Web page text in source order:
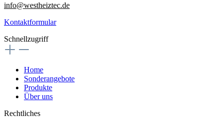
info@westheiztec.de
Kontaktformular
Schnellzugriff
Home
Sonderangebote
Produkte
Über uns
Rechtliches